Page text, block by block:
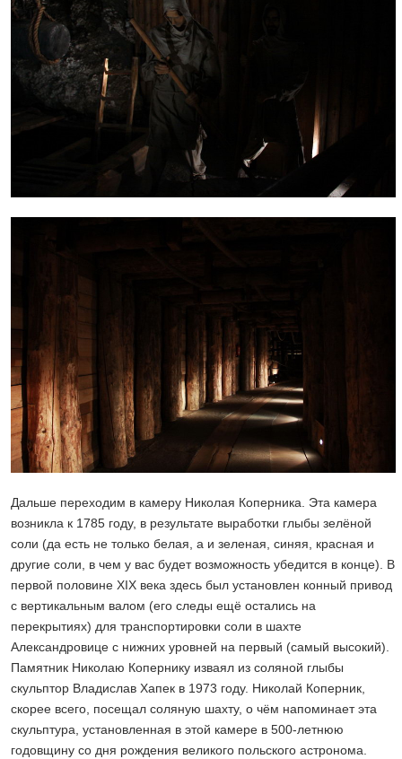
Дальше переходим в камеру Николая Коперника. Эта камера
возникла к 1785 году, в результате выработки глыбы зелёной
соли (да есть не только белая, а и зеленая, синяя, красная и
другие соли, в чем у вас будет возможность убедится в конце). В
первой половине XIX века здесь был установлен конный привод
с вертикальным валом (его следы ещё остались на
перекрытиях) для транспортировки соли в шахте
Александровице с нижних уровней на первый (самый высокий).
Памятник Николаю Копернику изваял из соляной глыбы
скульптор Владислав Хапек в 1973 году. Николай Коперник,
скорее всего, посещал соляную шахту, о чём напоминает эта
скульптура, установленная в этой камере в 500-летнюю
годовщину со дня рождения великого польского астронома.